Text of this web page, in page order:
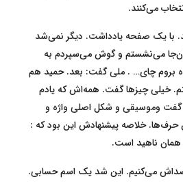
می‌کنند.
یک صفحه یادداشت. دیگر نمی‌شد
می‌نشستم و گوش می‌سپردم به
بروم چای… . ملی گفت: بعد. حمید هم
خیلی چیزها گفت. همه‌اش که یادم
گفت وموسیقی و شکل اصلی واژه و
حرف‌ها. خلاصه پیشنهادش این بود که :
همان ناهید است.
می‌کنیم. این شد یک اسم حسابی.